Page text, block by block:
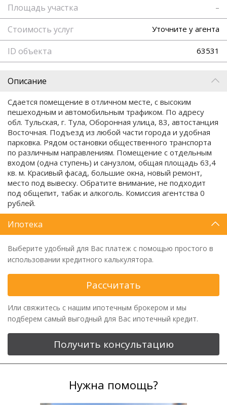
Площадь участка –
Стоимость услуг Уточните у агента
ID объекта 63531
Описание
Сдается помещение в отличном месте, с высоким
пешеходным и автомобильным трафиком. По адресу
обл. Тульская, г. Тула, Оборонная улица, 83, автостанция
Восточная. Подъезд из любой части города и удобная
парковка. Рядом остановки общественного транспорта
по различным направлениям. Помещение с отдельным
входом (одна ступень) и санузлом, общая площадь 63,4
кв. м. Красивый фасад, большие окна, новый ремонт,
место под вывеску. Обратите внимание, не подходит
под общепит, табак и алкоголь. Комиссия агентства 0
рублей.
Ипотека
Выберите удобный для Вас платеж с помощью простого в
использовании кредитного калькулятора.
Рассчитать
Или свяжитесь с нашим ипотечным брокером и мы
подберем самый выгодный для Вас ипотечный кредит.
Получить консультацию
Нужна помощь?